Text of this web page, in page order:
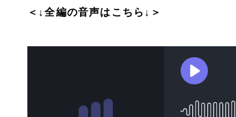
＜↓全編の音声はこちら↓＞